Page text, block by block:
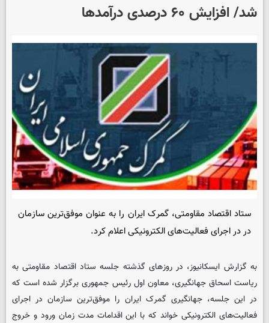
شد/ افزایش ۶۰ درصدی درآمدها
ستاد اقتصاد مقاومتی، گمرک ایران را به عنوان موفق‌ترین سازمان
در در اجرای فعالیت‌های الکترونیکی اعلام کرد.
به گزارش ایسکانیوز، در روزهای گذشته جلسه ستاد اقتصاد مقاومتی به
ریاست اسحاق جهانگیری، معاون اول رئیس جمهوری برگزار شده است که
در این جلسه، جهانگیری گمرک ایران را موفق‌ترین سازمان در اجرای
فعالیت‌های الکترونیکی خواند که با این اقدامات مدت زمان ورود و خروج